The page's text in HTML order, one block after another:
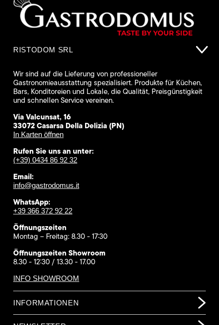
RISTODOM SRL
Wir sind auf die Lieferung von professioneller
Gastronomieausstattung spezialisiert. Produkte für Küchen,
Bars, Konditoreien und Lokale, die Qualität, Preisgünstigkeit
und schnellen Service vereinen.
Via Valcunsat, 16
33072 Casarsa Della Delizia (PN)
In Karten öffnen
Rufen Sie uns an unter:
(+39) 0434 86 92 32
Email:
info@gastrodomus.it
WhatsApp:
+39 366 372 92 22
Öffnungszeiten
Montag – Freitag: 8.30 - 17:30
Öffnungszeiten Showroom
8.30 - 12:30 / 13.30 - 17.00
INFO SHOWROOM
INFORMATIONEN